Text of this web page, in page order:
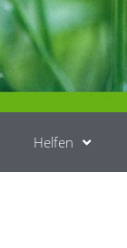
Helfen